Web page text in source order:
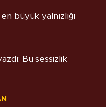
en büyük yalnızlığı
Bu sessizlik